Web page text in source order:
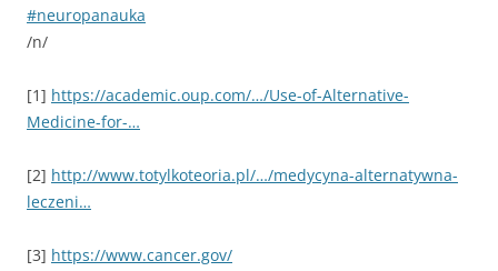
#neuropanauka
/n/
[1] https://academic.oup.com/…/Use-of-Alternative-
Medicine-for-…
[2] http://www.totylkoteoria.pl/…/medycyna-alternatywna-
leczeni…
[3] https://www.cancer.gov/